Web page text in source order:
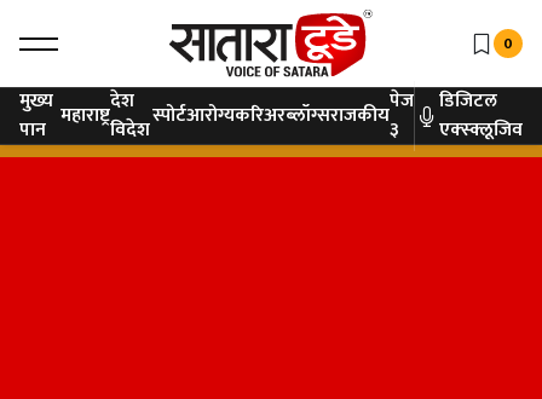
0
मुख्य
पान महाराष्ट्रदेश
विदेशस्पोर्टआरोग्यकरिअरब्लॉग्सराजकीयपेज
३
डिजिटल
एक्स्क्लूजिव